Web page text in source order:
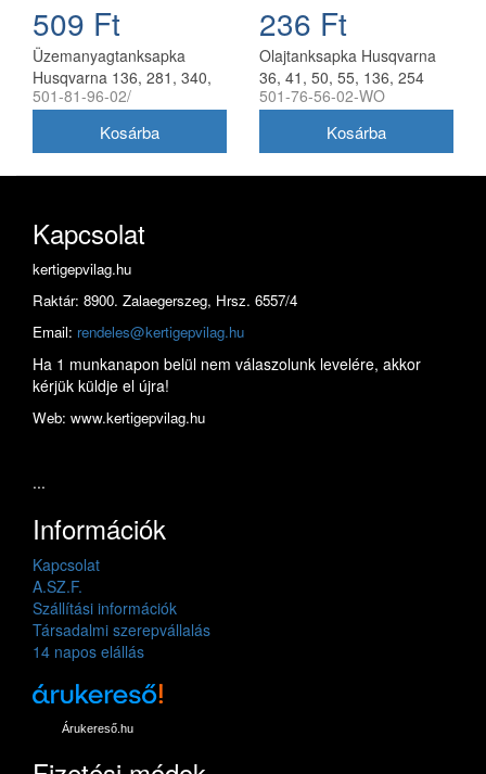
509 Ft
Üzemanyagtanksapka
Husqvarna 136, 281, 340,
365 láncfűrészhez
501-81-96-02/
236 Ft
Olajtanksapka Husqvarna
36, 41, 50, 55, 136, 254
láncfűrészhez utángyártott
501-76-56-02-WO
Kapcsolat
kertigepvilag.hu
Raktár: 8900. Zalaegerszeg, Hrsz. 6557/4
Email: rendeles@kertigepvilag.hu
Ha 1 munkanapon belül nem válaszolunk levelére, akkor
kérjük küldje el újra!
Web: www.kertigepvilag.hu
...
Információk
Kapcsolat
A.SZ.F.
Szállítási információk
Társadalmi szerepvállalás
14 napos elállás
Árukereső.hu